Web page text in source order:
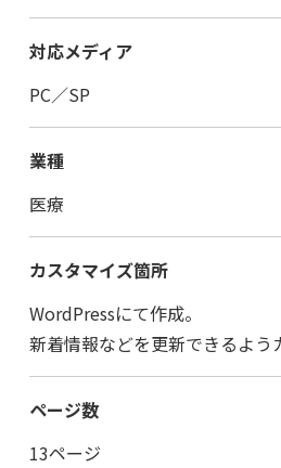
対応メディア
PC／SP
業種
医療
カスタマイズ箇所
WordPressにて作成。
新着情報などを更新できるよう
ページ数
13ページ